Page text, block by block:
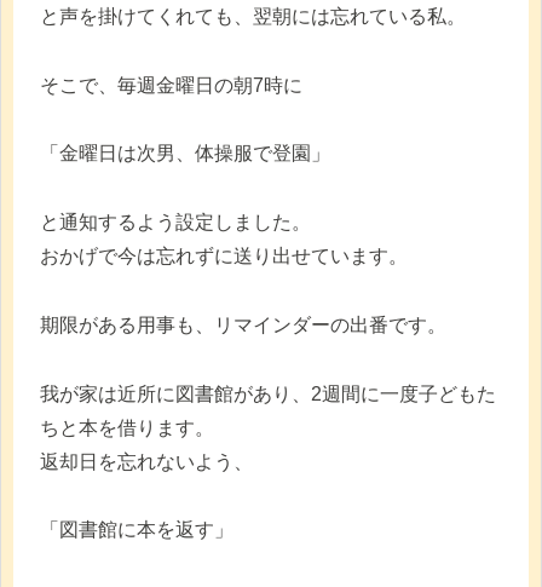
と声を掛けてくれても、翌朝には忘れている私。
そこで、毎週金曜日の朝7時に
「金曜日は次男、体操服で登園」
と通知するよう設定しました。
おかげで今は忘れずに送り出せています。
期限がある用事も、リマインダーの出番です。
我が家は近所に図書館があり、2週間に一度子どもた
ちと本を借ります。
返却日を忘れないよう、
「図書館に本を返す」